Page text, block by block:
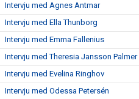
Intervju med Agnes Antmar
Intervju med Ella Thunborg
Intervju med Emma Fallenius
Intervju med Theresia Jansson Palmer
Intervju med Evelina Ringhov
Intervju med Odessa Petersén